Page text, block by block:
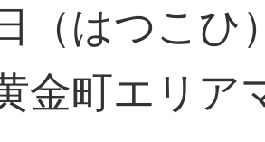
（はつこひ
金町エリア